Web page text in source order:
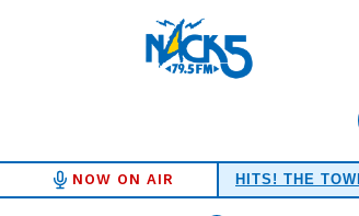
NOW ON AIR HITS! THE